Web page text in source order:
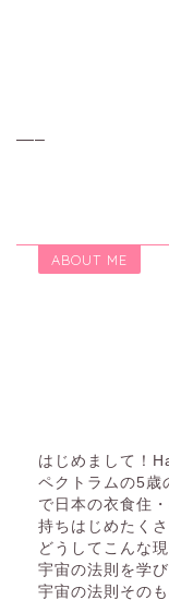
—–
ABOUT ME
はじめまして！
ペクトラムの5歳
で日本の衣食住
持ちはじめたく
どうしてこんな
宇宙の法則を学
宇宙の法則その